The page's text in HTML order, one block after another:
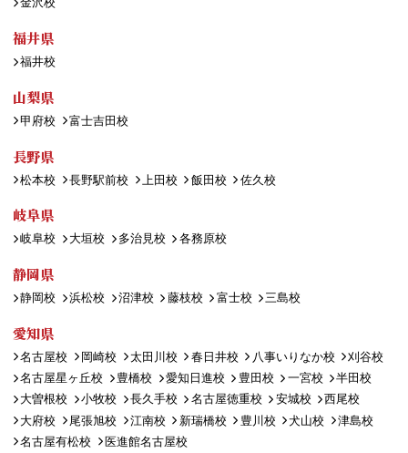
福井県
福井校
山梨県
甲府校 富士吉田校
長野県
松本校 長野駅前校 上田校 飯田校 佐久校
岐阜県
岐阜校 大垣校 多治見校 各務原校
静岡県
静岡校 浜松校 沼津校 藤枝校 富士校 三島校
愛知県
名古屋校 岡崎校 太田川校 春日井校 八事いりなか校
刈谷校
名古屋星ヶ丘校
豊橋校 愛知日進校 豊田校 一宮校
半田校
大曽根校
小牧校 長久手校 名古屋徳重校 安城校
西尾校
大府校
尾張旭校 江南校 新瑞橋校 豊川校 犬山校
津島校
名古屋有松校
医進館名古屋校